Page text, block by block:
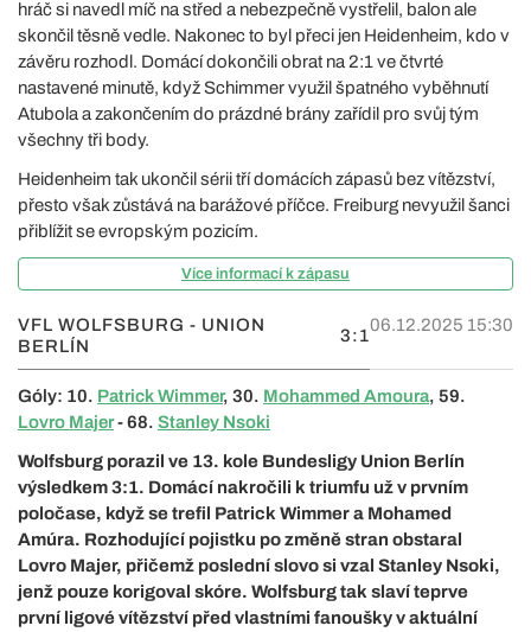
hráč si navedl míč na střed a nebezpečně vystřelil, balon ale
skončil těsně vedle. Nakonec to byl přeci jen Heidenheim, kdo v
závěru rozhodl. Domácí dokončili obrat na 2:1 ve čtvrté
nastavené minutě, když Schimmer využil špatného vyběhnutí
Atubola a zakončením do prázdné brány zařídil pro svůj tým
všechny tři body.
Heidenheim tak ukončil sérii tří domácích zápasů bez vítězství,
přesto však zůstává na barážové příčce. Freiburg nevyužil šanci
přiblížit se evropským pozicím.
Více informací k zápasu
VFL WOLFSBURG - UNION
BERLÍN
3:1
06.12.2025 15:30
Góly: 10. Patrick Wimmer, 30. Mohammed Amoura, 59.
Lovro Majer- 68. Stanley Nsoki
Wolfsburg porazil ve 13. kole Bundesligy Union Berlín
výsledkem 3:1. Domácí nakročili k triumfu už v prvním
poločase, když se trefil Patrick Wimmer a Mohamed
Amúra. Rozhodující pojistku po změně stran obstaral
Lovro Majer, přičemž poslední slovo si vzal Stanley Nsoki,
jenž pouze korigoval skóre. Wolfsburg tak slaví teprve
první ligové vítězství před vlastními fanoušky v aktuální